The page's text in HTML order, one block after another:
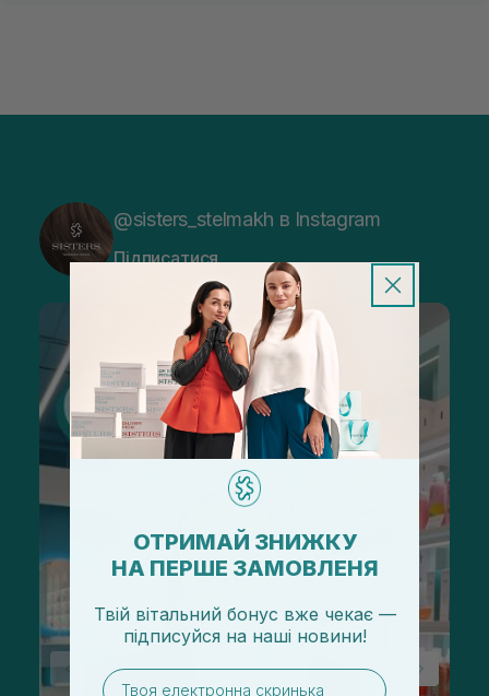
@sisters_stelmakh в Instagram
Підписатися
ОТРИМАЙ ЗНИЖКУ
НА ПЕРШЕ ЗАМОВЛЕНЯ
Твій вітальний бонус вже чекає —
підписуйся на наші новини!
email